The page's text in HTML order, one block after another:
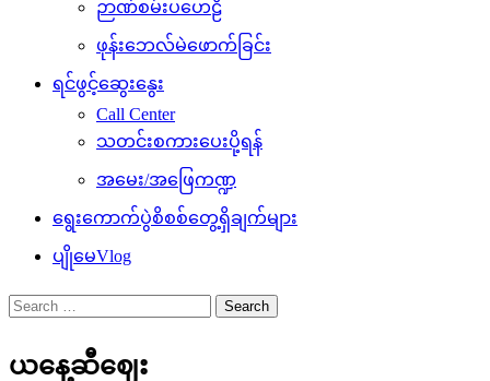
ဉာဏ်စမ်းပဟေဠိ
ဖုန်းဘေလ်မဲဖောက်ခြင်း
ရင်ဖွင့်ဆွေးနွေး
Call Center
သတင်းစကားပေးပို့ရန်
အမေး/အဖြေကဏ္ဍ
ရွေးကောက်ပွဲစိစစ်တွေ့ရှိချက်များ
ပျိုမေVlog
Search
for:
ယနေ့ဆီဈေး